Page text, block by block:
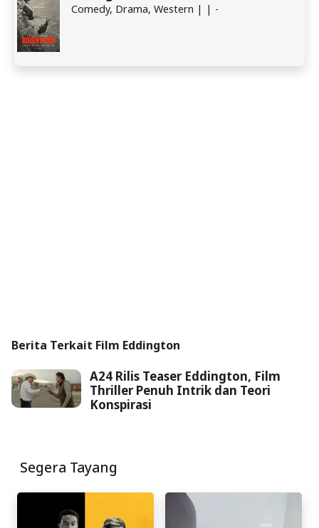
Comedy, Drama, Western | | -
Berita Terkait Film Eddington
A24 Rilis Teaser Eddington, Film
Thriller Penuh Intrik dan Teori
Konspirasi
Segera Tayang